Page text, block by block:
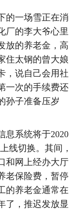
一场雪正在消
厂的李大爷心里
放的养老金，高
住太钢的曾大娘
，说自己会用社
一次的手续费还
孙子准备压岁
系统将于2020
线切换。其间，
和网上经办大厅
老保险费，暂停
的养老金通常在
了，推迟发放显